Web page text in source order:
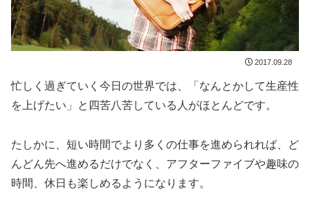
2017.09.28
忙しく過ぎていく今日の世界では、「なんとかして生産性
を上げたい」と四苦八苦している人がほとんどです。
たしかに、短い時間でより多くの仕事を進められれば、ど
んどん先へ進めるだけでなく、アフターファイブや趣味の
時間、休日も楽しめるようになります。